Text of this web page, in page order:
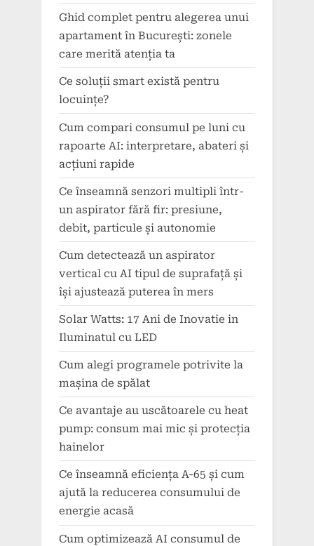
Ghid complet pentru alegerea unui
apartament în București: zonele
care merită atenția ta
Ce soluții smart există pentru
locuințe?
Cum compari consumul pe luni cu
rapoarte AI: interpretare, abateri și
acțiuni rapide
Ce înseamnă senzori multipli într-
un aspirator fără fir: presiune,
debit, particule și autonomie
Cum detectează un aspirator
vertical cu AI tipul de suprafață și
își ajustează puterea în mers
Solar Watts: 17 Ani de Inovatie in
Iluminatul cu LED
Cum alegi programele potrivite la
mașina de spălat
Ce avantaje au uscătoarele cu heat
pump: consum mai mic și protecția
hainelor
Ce înseamnă eficiența A-65 și cum
ajută la reducerea consumului de
energie acasă
Cum optimizează AI consumul de